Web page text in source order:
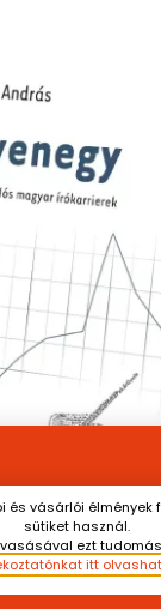
András
írókarrierek
7. között a
10. után
tudjuk
és vásárlói élmények
sütiket használ.
ezt
itt